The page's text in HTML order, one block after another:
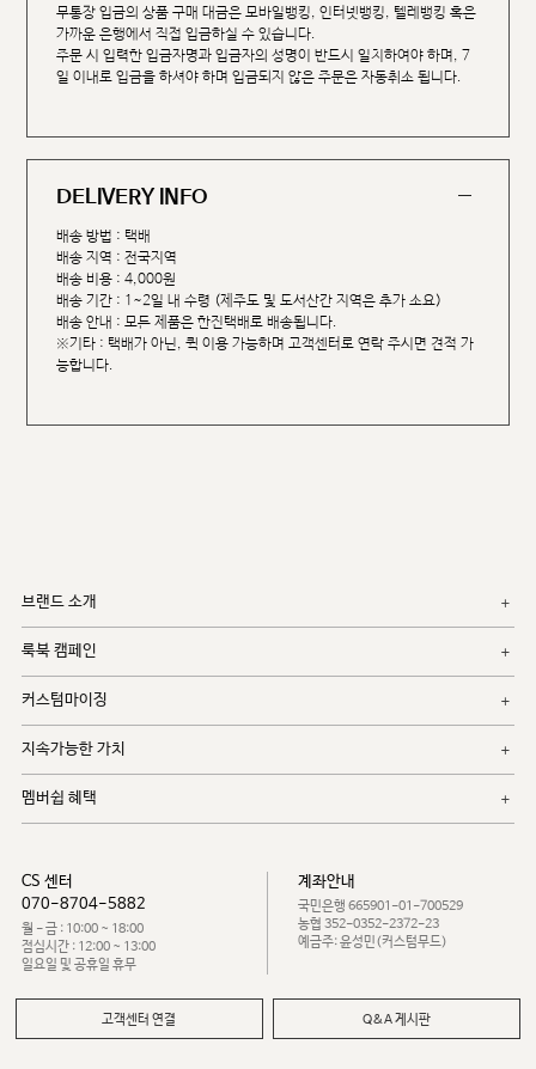
무통장 입금의 상품 구매 대금은 모바일뱅킹, 인터넷뱅킹, 텔레뱅킹 혹은
가까운 은행에서 직접 입금하실 수 있습니다.
주문 시 입력한 입금자명과 입금자의 성명이 반드시 일치하여야 하며, 7
일 이내로 입금을 하셔야 하며 입금되지 않은 주문은 자동취소 됩니다.
DELIVERY INFO
배송 방법 : 택배
배송 지역 : 전국지역
배송 비용 : 4,000원
배송 기간 : 1~2일 내 수령 (제주도 및 도서산간 지역은 추가 소요)
배송 안내 : 모든 제품은 한진택배로 배송됩니다.
※기타 : 택배가 아닌, 퀵 이용 가능하며 고객센터로 연락 주시면 견적 가
능합니다.
브랜드 소개
룩북 캠페인
커스텀마이징
지속가능한 가치
멤버쉽 혜택
CS 센터
070-8704-5882
월 - 금 : 10:00 ~ 18:00
점심시간 : 12:00 ~ 13:00
일요일 및 공휴일 휴무
계좌안내
국민은행 665901-01-700529
농협 352-0352-2372-23
예금주: 윤성민(커스텀무드)
고객센터 연결 Q&A 게시판